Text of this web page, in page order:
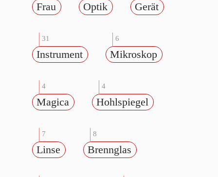
Frau Optik Gerät
31
Instrument
6
Mikroskop
4
Magica
4
Hohlspiegel
7
Linse
8
Brennglas